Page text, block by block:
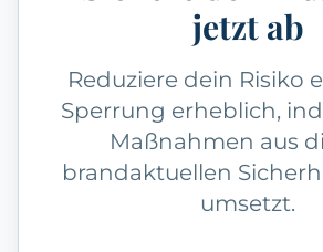
jetzt ab
Reduziere dein Risiko
Sperrung erheblich,
Maßnahmen aus
brandaktuellen
umsetzt.